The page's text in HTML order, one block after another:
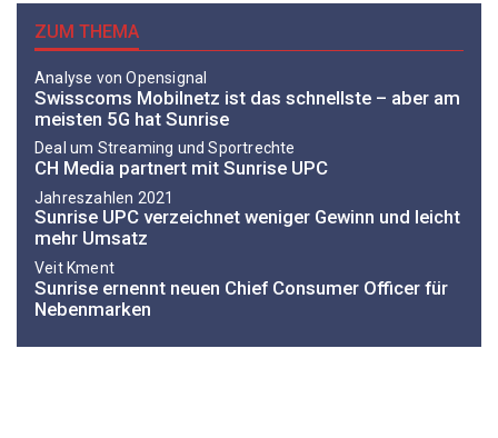
ZUM THEMA
Analyse von Opensignal
Swisscoms Mobilnetz ist das schnellste – aber am
meisten 5G hat Sunrise
Deal um Streaming und Sportrechte
CH Media partnert mit Sunrise UPC
Jahreszahlen 2021
Sunrise UPC verzeichnet weniger Gewinn und leicht
mehr Umsatz
Veit Kment
Sunrise ernennt neuen Chief Consumer Officer für
Nebenmarken